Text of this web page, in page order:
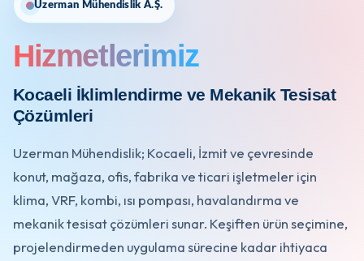
Uzerman Mühendislik A.Ş.
Hizmetlerimiz
Kocaeli İklimlendirme ve Mekanik Tesisat
Çözümleri
Uzerman Mühendislik; Kocaeli, İzmit ve çevresinde
konut, mağaza, ofis, fabrika ve ticari işletmeler için
klima, VRF, kombi, ısı pompası, havalandırma ve
mekanik tesisat çözümleri sunar. Keşiften ürün seçimine,
projelendirmeden uygulama sürecine kadar ihtiyaca